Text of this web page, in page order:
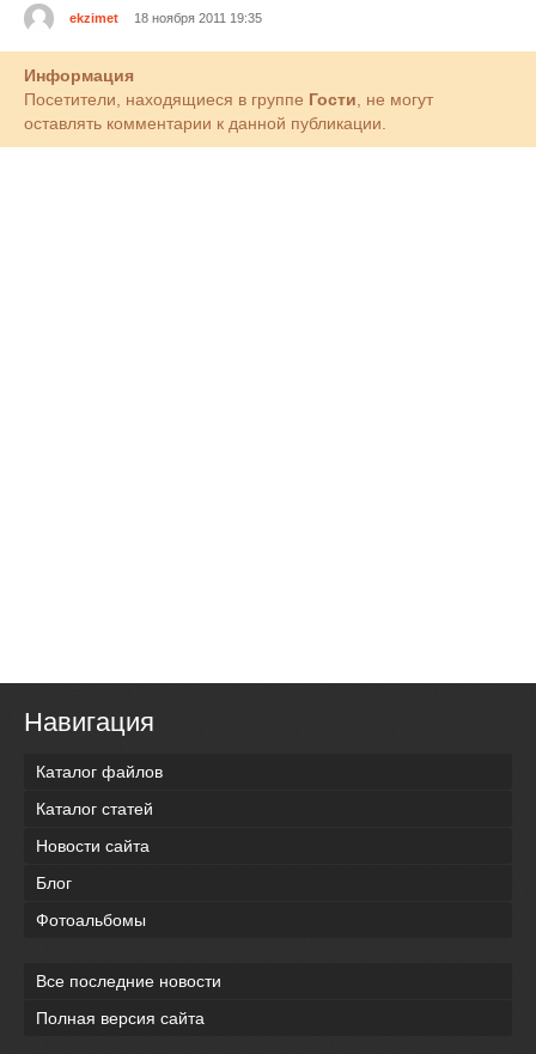
ekzimet 18 ноября 2011 19:35
Информация
Посетители, находящиеся в группе Гости , не могут
оставлять комментарии к данной публикации.
Навигация
Каталог файлов
Каталог статей
Новости сайта
Блог
Фотоальбомы
Все последние новости
Полная версия сайта